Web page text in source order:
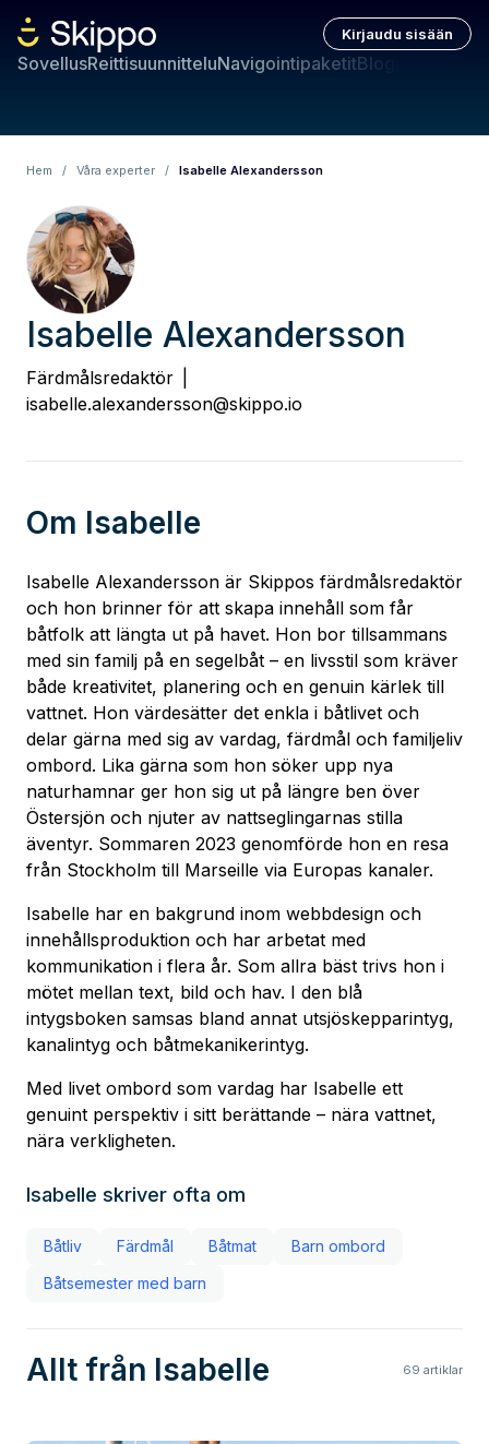
SovellusReittisuunnitteluNavigointipaketitBlogi
Kirjaudu sisään
Hem / Våra experter / Isabelle Alexandersson
Isabelle Alexandersson
Färdmålsredaktör
isabelle.alexandersson@skippo.io
Om Isabelle
Isabelle Alexandersson är Skippos färdmålsredaktör
och hon brinner för att skapa innehåll som får
båtfolk att längta ut på havet. Hon bor tillsammans
med sin familj på en segelbåt – en livsstil som kräver
både kreativitet, planering och en genuin kärlek till
vattnet. Hon värdesätter det enkla i båtlivet och
delar gärna med sig av vardag, färdmål och familjeliv
ombord. Lika gärna som hon söker upp nya
naturhamnar ger hon sig ut på längre ben över
Östersjön och njuter av nattseglingarnas stilla
äventyr. Sommaren 2023 genomförde hon en resa
från Stockholm till Marseille via Europas kanaler.
Isabelle har en bakgrund inom webbdesign och
innehållsproduktion och har arbetat med
kommunikation i flera år. Som allra bäst trivs hon i
mötet mellan text, bild och hav. I den blå
intygsboken samsas bland annat utsjöskepparintyg,
kanalintyg och båtmekanikerintyg.
Med livet ombord som vardag har Isabelle ett
genuint perspektiv i sitt berättande – nära vattnet,
nära verkligheten.
Isabelle skriver ofta om
Båtliv Färdmål Båtmat
Barn ombord
Båtsemester med barn
Allt från Isabelle 69 artiklar